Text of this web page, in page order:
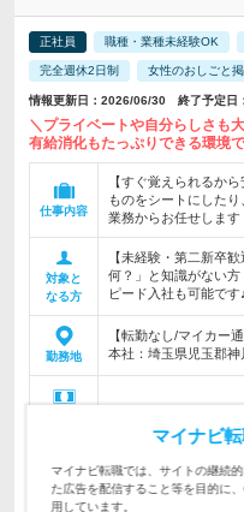
正社員 職種・業種未経験OK
完全週休2日制 女性のおしごと
情報更新日：2026/06/30 終了予定日
＼プライベートや自分らしさも
有給消化もたっぷりできる環境
仕事内容
【すぐ覚えられるか
ものをシートにした
業務からお任せします
対象と
なる方
【未経験・第二新卒
何？」と知識がない
ピード入社も可能です
勤務地
【転勤なし/マイカー
本社：埼玉県児玉郡神
給与
月給22万円～35万円
スキルを考慮し、当
マイナビ
マイナビ転職では、サイトの継続
た広告を配信すること等を目的に
用しています。